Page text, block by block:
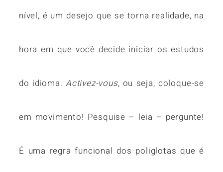
nível, é um desejo que se torna realidade, na
hora em que você decide iniciar os estudos
do idioma. Activez-vous, ou seja, coloque-se
em movimento! Pesquise – leia – pergunte!
É uma regra funcional dos poliglotas que é